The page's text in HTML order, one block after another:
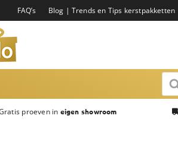
FAQ’s Blog | Trends en Tips kerstpakketten
proeven in eigen showroom